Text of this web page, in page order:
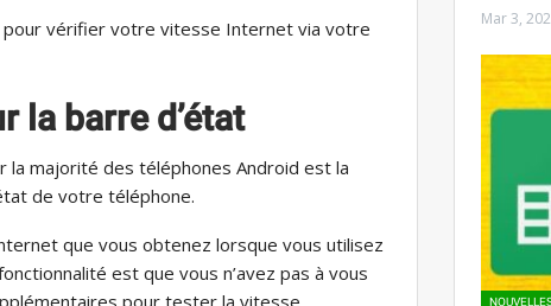
vérifier votre vitesse Internet via votre
la barre d’état
la majorité des téléphones Android est la
de votre téléphone.
que vous obtenez lorsque vous utilisez
est que vous n’avez pas à vous
Mar 3,